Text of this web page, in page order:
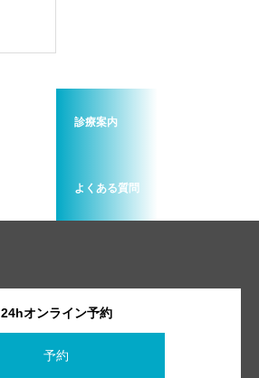
診療案内
よくある質問
24hオンライン予約
予約